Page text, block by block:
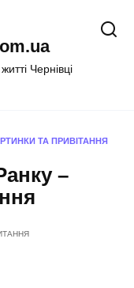
Чернівці
ТА ПРИВІТАННЯ
–